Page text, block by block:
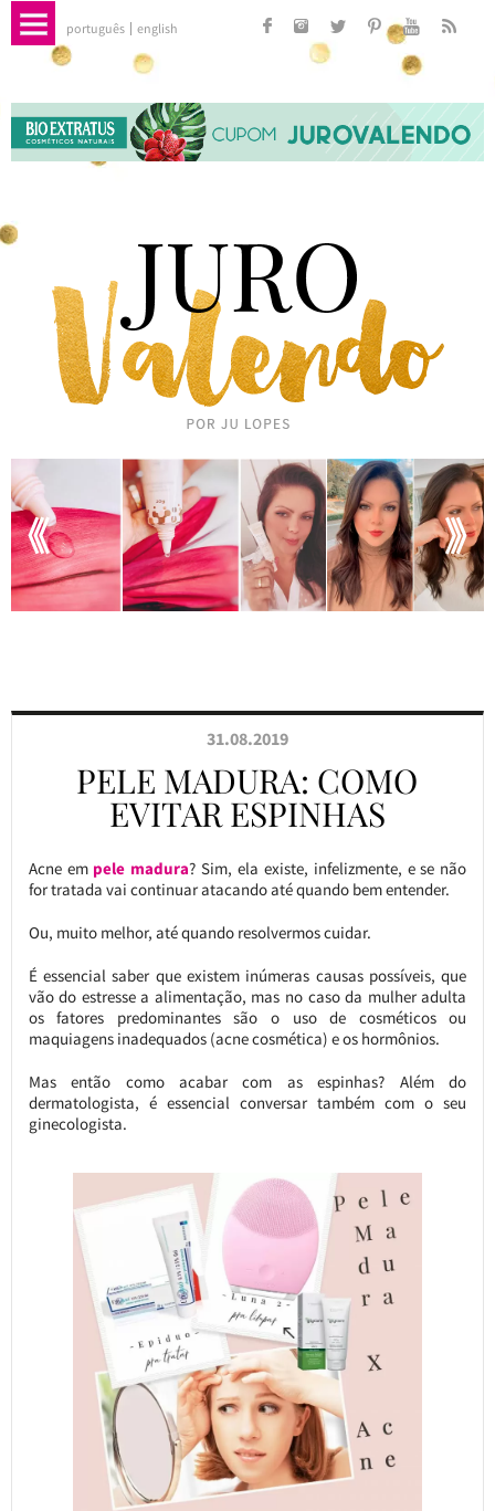
português english
31.08.2019
PELE MADURA: COMO
EVITAR ESPINHAS
Acne em pele madura? Sim, ela existe, infelizmente, e se não
for tratada vai continuar atacando até quando bem entender.
Ou, muito melhor, até quando resolvermos cuidar.
É essencial saber que existem inúmeras causas possíveis, que
vão do estresse a alimentação, mas no caso da mulher adulta
os fatores predominantes são o uso de cosméticos ou
maquiagens inadequados (acne cosmética) e os hormônios.
Mas então como acabar com as espinhas? Além do
dermatologista, é essencial conversar também com o seu
ginecologista.